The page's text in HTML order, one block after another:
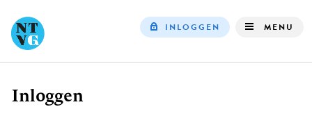
INLOGGEN MENU
Kruimelpad
Inloggen